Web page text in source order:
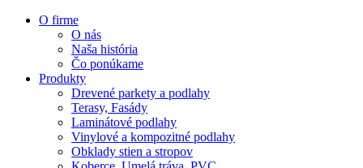
O firme
O nás
Naša história
Čo ponúkame
Produkty
Drevené parkety a podlahy
Terasy, Fasády
Laminátové podlahy
Vinylové a kompozitné podlahy
Obklady stien a stropov